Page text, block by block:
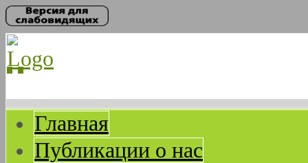
Главная
Публикации о нас